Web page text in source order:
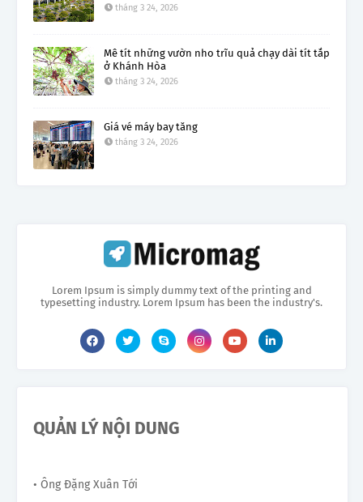
tháng 3 24, 2026
Mê tít những vườn nho trĩu quả chạy dài tít tắp
ở Khánh Hòa
tháng 3 24, 2026
Giá vé máy bay tăng
tháng 3 24, 2026
Lorem Ipsum is simply dummy text of the printing and
typesetting industry. Lorem Ipsum has been the industry's.
QUẢN LÝ NỘI DUNG
• Ông Đặng Xuân Tới